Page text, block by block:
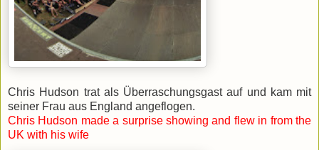
Chris Hudson trat als Überraschungsgast auf und kam mit
seiner Frau aus England angeflogen.
Chris Hudson made a surprise showing and flew in from the
UK with his wife